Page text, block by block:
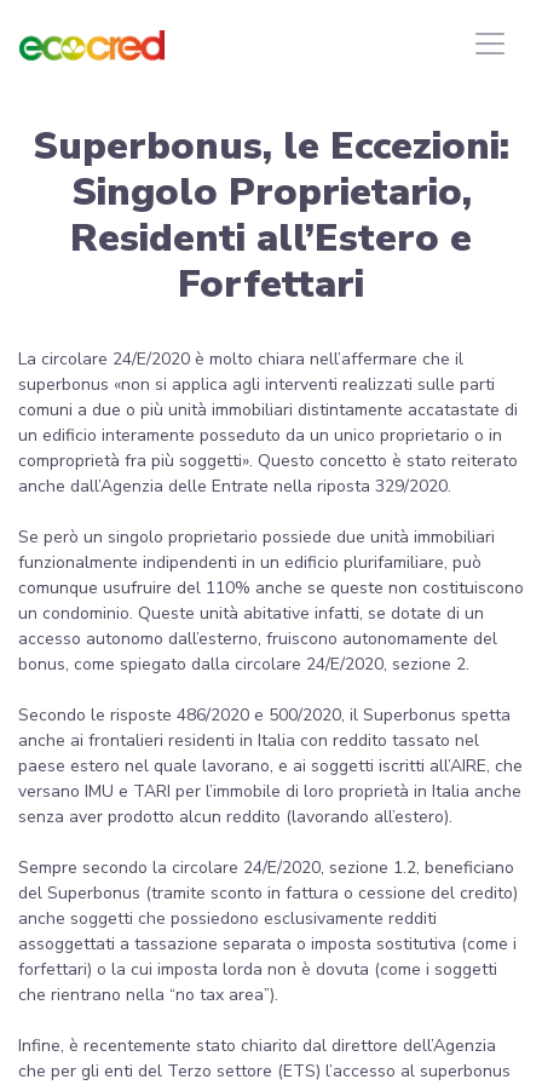
Superbonus, le Eccezioni:
Singolo Proprietario,
Residenti all’Estero e
Forfettari
La circolare 24/E/2020 è molto chiara nell’affermare che il
superbonus «non si applica agli interventi realizzati sulle parti
comuni a due o più unità immobiliari distintamente accatastate di
un edificio interamente posseduto da un unico proprietario o in
comproprietà fra più soggetti». Questo concetto è stato reiterato
anche dall’Agenzia delle Entrate nella riposta 329/2020.
Se però un singolo proprietario possiede due unità immobiliari
funzionalmente indipendenti in un edificio plurifamiliare, può
comunque usufruire del 110% anche se queste non costituiscono
un condominio. Queste unità abitative infatti, se dotate di un
accesso autonomo dall’esterno, fruiscono autonomamente del
bonus, come spiegato dalla circolare 24/E/2020, sezione 2.
Secondo le risposte 486/2020 e 500/2020, il Superbonus spetta
anche ai frontalieri residenti in Italia con reddito tassato nel
paese estero nel quale lavorano, e ai soggetti iscritti all’AIRE, che
versano IMU e TARI per l’immobile di loro proprietà in Italia anche
senza aver prodotto alcun reddito (lavorando all’estero).
Sempre secondo la circolare 24/E/2020, sezione 1.2, beneficiano
del Superbonus (tramite sconto in fattura o cessione del credito)
anche soggetti che possiedono esclusivamente redditi
assoggettati a tassazione separata o imposta sostitutiva (come i
forfettari) o la cui imposta lorda non è dovuta (come i soggetti
che rientrano nella “no tax area”).
Infine, è recentemente stato chiarito dal direttore dell’Agenzia
che per gli enti del Terzo settore (ETS) l’accesso al superbonus